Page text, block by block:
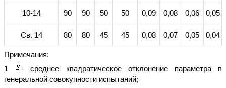
10-14 90 90 50 50 0,09 0,08 0,06 0,05
Св. 14 80 80 45 45 0,08 0,07 0,05 0,04
Примечания:
1
- среднее квадратическое отклонение параметра в
генеральной совокупности испытаний;